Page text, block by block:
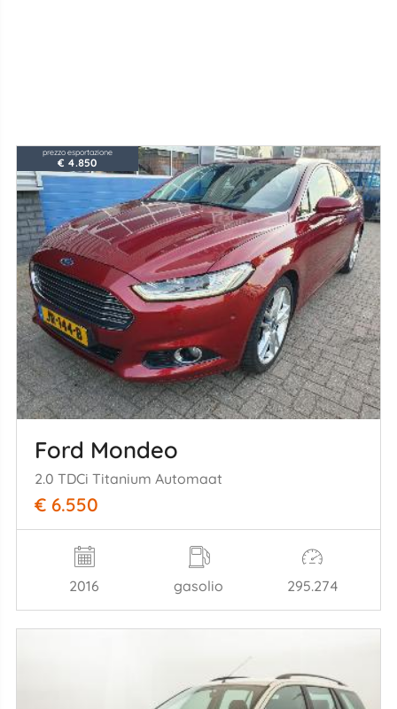
prezzo esportazione
€ 4.850
Ford Mondeo
2.0 TDCi Titanium Automaat
€ 6.550
2016 gasolio 295.274